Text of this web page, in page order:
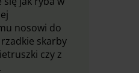
nosowi do
skarby
czy z